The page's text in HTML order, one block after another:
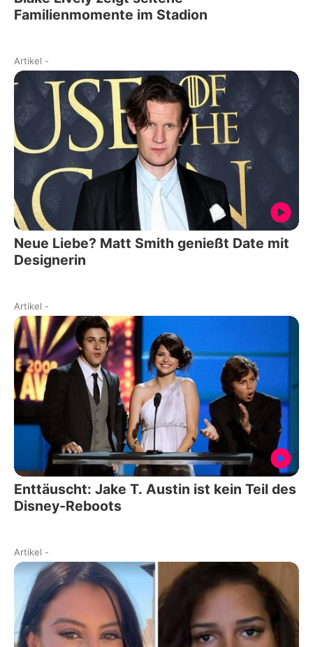
Familienmomente im Stadion
Artikel -
Neue Liebe? Matt Smith genießt Date mit
Designerin
Artikel -
Enttäuscht: Jake T. Austin ist kein Teil des
Disney-Reboots
Artikel -